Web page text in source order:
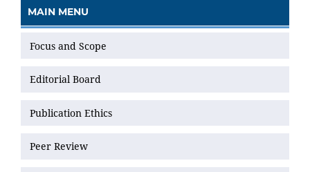
MAIN MENU
Focus and Scope
Editorial Board
Publication Ethics
Peer Review